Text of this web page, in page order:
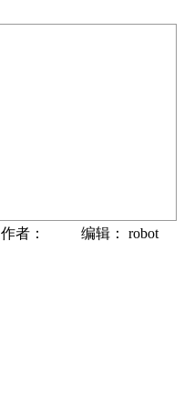
作者： 编辑： robot